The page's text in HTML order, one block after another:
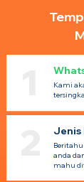
Kami
Jenis
anda
mahu